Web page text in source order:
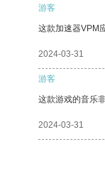
游客
这款加速器VPM
2024-03-31
游客
这款游戏的音乐
2024-03-31